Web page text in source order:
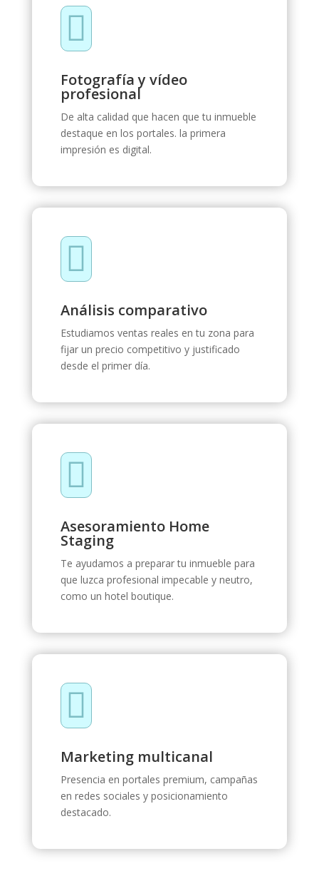

Fotografía y vídeo
profesional
De alta calidad que hacen que tu inmueble
destaque en los portales. la primera
impresión es digital.

Análisis comparativo
Estudiamos ventas reales en tu zona para
fijar un precio competitivo y justificado
desde el primer día.

Asesoramiento Home
Staging
Te ayudamos a preparar tu inmueble para
que luzca profesional impecable y neutro,
como un hotel boutique.

Marketing multicanal
Presencia en portales premium, campañas
en redes sociales y posicionamiento
destacado.